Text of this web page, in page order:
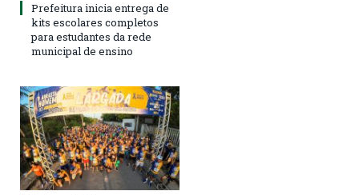
Prefeitura inicia entrega de
kits escolares completos
para estudantes da rede
municipal de ensino